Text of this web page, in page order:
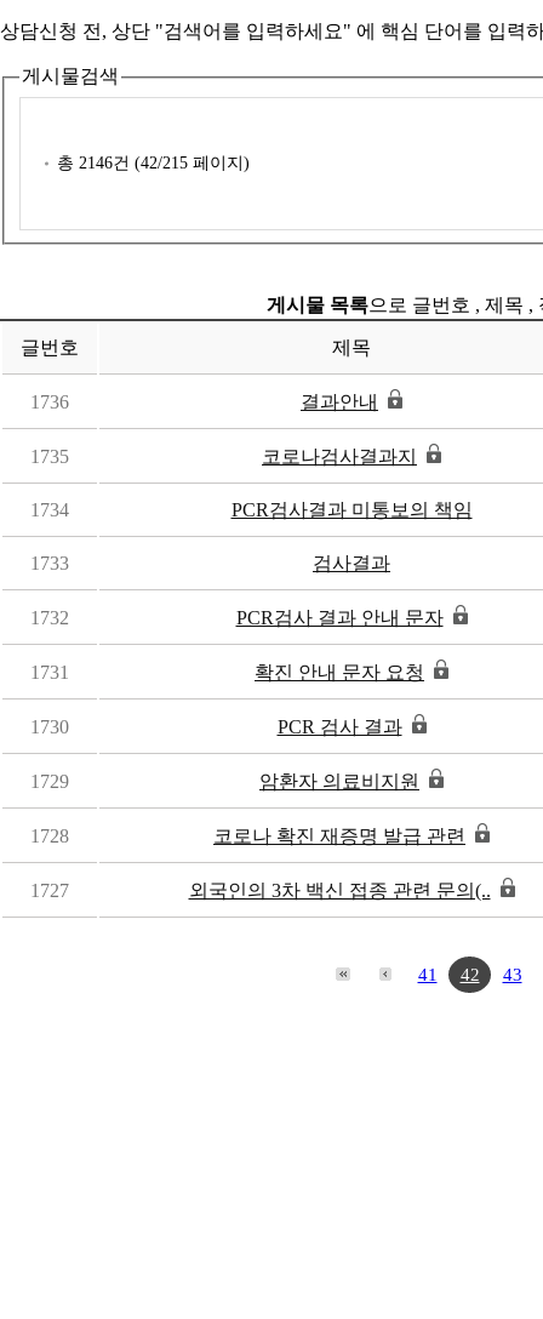
상담신청 전, 상단 "검색어를 입력하세요" 에 핵심 단어를 입력
게시물검색
총 2146건 (42/215 페이지)
게시물 목록으로 글번호 , 제목 ,
글번호 제목
1736 결과안내
1735 코로나검사결과지
1734 PCR검사결과 미통보의 책임
1733 검사결과
1732 PCR검사 결과 안내 문자
1731 확진 안내 문자 요청
1730 PCR 검사 결과
1729 암환자 의료비지원
1728 코로나 확진 재증명 발급 관련
1727 외국인의 3차 백신 접종 관련 문의(..
41 42 43